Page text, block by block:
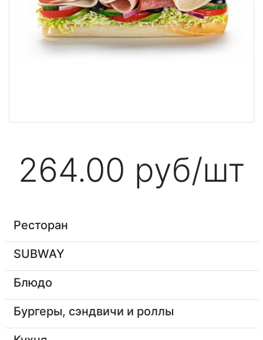
264.00 руб/шт
Ресторан
SUBWAY
Блюдо
Бургеры, сэндвичи и роллы